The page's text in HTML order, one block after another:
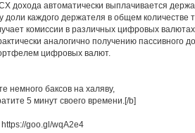
дохода автоматически выплачивается
каждого держателя в общем количестве
комиссии в различных цифровых
аналогично получению пассивного
цифровых валют.
немного баксов на халяву,
5 минут своего времени.[/b]
goo.gl/wqA2e4